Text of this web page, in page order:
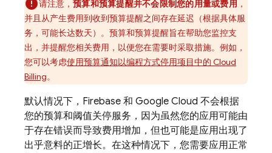
请注意， 预算和预算提醒并不会限制您的用量或费用 ，
并且从产生费用到收到预算提醒之间存在延迟（根据具体服
务，可能长达数天）。预算和预算提醒旨在帮助您监控支
出，并提醒您相关费用，以便您在需要时采取措施。 例如，
您可以考虑使用预算通知以编程方式停用项目中的 Cloud
Billing。
默认情况下，Firebase 和 Google Cloud 不会根据
您的预算和阈值关停服务，因为虽然您的应用可能由
于存在错误而导致费用增加，但也可能是应用出现了
出乎意料的正增长。在这种情况下，您需要应用正常